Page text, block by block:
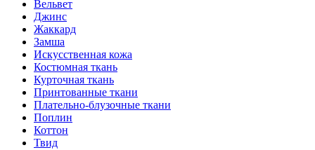
Вельвет
Джинс
Жаккард
Замша
Искусственная кожа
Костюмная ткань
Курточная ткань
Принтованные ткани
Плательно-блузочные ткани
Поплин
Коттон
Твид